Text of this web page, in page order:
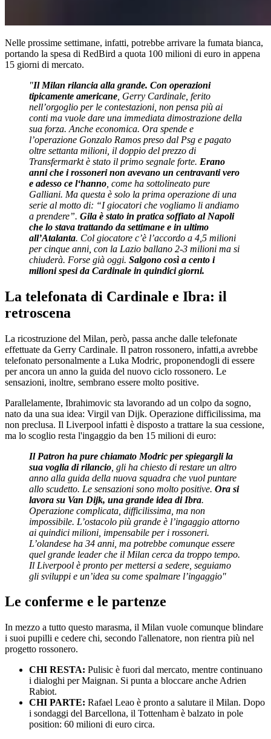
Nelle prossime settimane, infatti, potrebbe arrivare la fumata bianca,
portando la spesa di RedBird a quota 100 milioni di euro in appena
15 giorni di mercato.
"Il Milan rilancia alla grande. Con operazioni
tipicamente americane , Gerry Cardinale, ferito
nell’orgoglio per le contestazioni, non pensa più ai
conti ma vuole dare una immediata dimostrazione della
sua forza. Anche economica. Ora spende e
l’operazione Gonzalo Ramos preso dal Psg e pagato
oltre settanta milioni, il doppio del prezzo di
Transfermarkt è stato il primo segnale forte. Erano
anni che i rossoneri non avevano un centravanti vero
e adesso ce l‘hanno , come ha sottolineato pure
Galliani. Ma questa è solo la prima operazione di una
serie al motto di: “I giocatori che vogliamo li andiamo
a prendere”. Gila è stato in pratica soffiato al Napoli
che lo stava trattando da settimane e in ultimo
all’Atalanta. Col giocatore c’è l’accordo a 4,5 milioni
per cinque anni, con la Lazio ballano 2-3 milioni ma si
chiuderà. Forse già oggi. Salgono così a cento i
milioni spesi da Cardinale in quindici giorni.
La telefonata di Cardinale e Ibra: il
retroscena
La ricostruzione del Milan, però, passa anche dalle telefonate
effettuate da Gerry Cardinale. Il patron rossonero, infatti,a avrebbe
telefonato personalmente a Luka Modric, proponendogli di essere
per ancora un anno la guida del nuovo ciclo rossonero. Le
sensazioni, inoltre, sembrano essere molto positive.
Parallelamente, Ibrahimovic sta lavorando ad un colpo da sogno,
nato da una sua idea: Virgil van Dijk. Operazione difficilissima, ma
non preclusa. Il Liverpool infatti è disposto a trattare la sua cessione,
ma lo scoglio resta l'ingaggio da ben 15 milioni di euro:
Il Patron ha pure chiamato Modric per spiegargli la
sua voglia di rilancio , gli ha chiesto di restare un altro
anno alla guida della nuova squadra che vuol puntare
allo scudetto. Le sensazioni sono molto positive. Ora si
lavora su Van Dijk, una grande idea di Ibra.
Operazione complicata, difficilissima, ma non
impossibile. L’ostacolo più grande è l’ingaggio attorno
ai quindici milioni, impensabile per i rossoneri.
L’olandese ha 34 anni, ma potrebbe comunque essere
quel grande leader che il Milan cerca da troppo tempo.
Il Liverpool è pronto per mettersi a sedere, seguiamo
gli sviluppi e un’idea su come spalmare l’ingaggio"
Le conferme e le partenze
In mezzo a tutto questo marasma, il Milan vuole comunque blindare
i suoi pupilli e cedere chi, secondo l'allenatore, non rientra più nel
progetto rossonero.
CHI RESTA: Pulisic è fuori dal mercato, mentre continuano
i dialoghi per Maignan. Si punta a bloccare anche Adrien
Rabiot.
CHI PARTE: Rafael Leao è pronto a salutare il Milan. Dopo
i sondaggi del Barcellona, il Tottenham è balzato in pole
position: 60 milioni di euro circa.